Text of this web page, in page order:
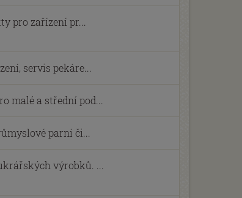
pro zařízení pr...
servis pekáre...
malé a střední pod...
parní či...
výrobků. ...